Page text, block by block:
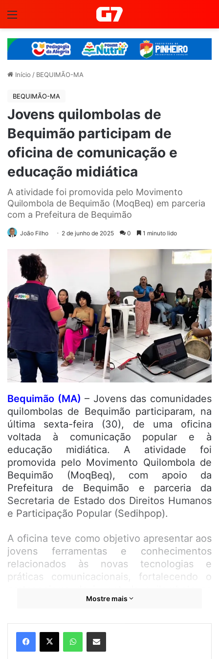
Início / BEQUIMÃO-MA
BEQUIMÃO-MA
Jovens quilombolas de
Bequimão participam de
oficina de comunicação e
educação midiática
A atividade foi promovida pelo Movimento
Quilombola de Bequimão (MoqBeq) em parceria
com a Prefeitura de Bequimão
João Filho 2 de junho de 2025 0 1 minuto lido
Bequimão (MA) – Jovens das comunidades
quilombolas de Bequimão participaram, na
última sexta-feira (30), de uma oficina
voltada à comunicação popular e à
educação midiática. A atividade foi
promovida pelo Movimento Quilombola de
Bequimão (MoqBeq), com apoio da
Prefeitura de Bequimão e parceria da
Secretaria de Estado dos Direitos Humanos
e Participação Popular (Sedihpop).
A oficina teve como objetivo apresentar aos
jovens ferramentas e conhecimentos
relacionados às novas tecnologias e
práticas comunicacionais, fortalecendo o
construção e difusão das narrativas de suas
Segundo a secretária adjunta dos Direitos
Humanos e Participação Popular, Kelly
Mostre mais